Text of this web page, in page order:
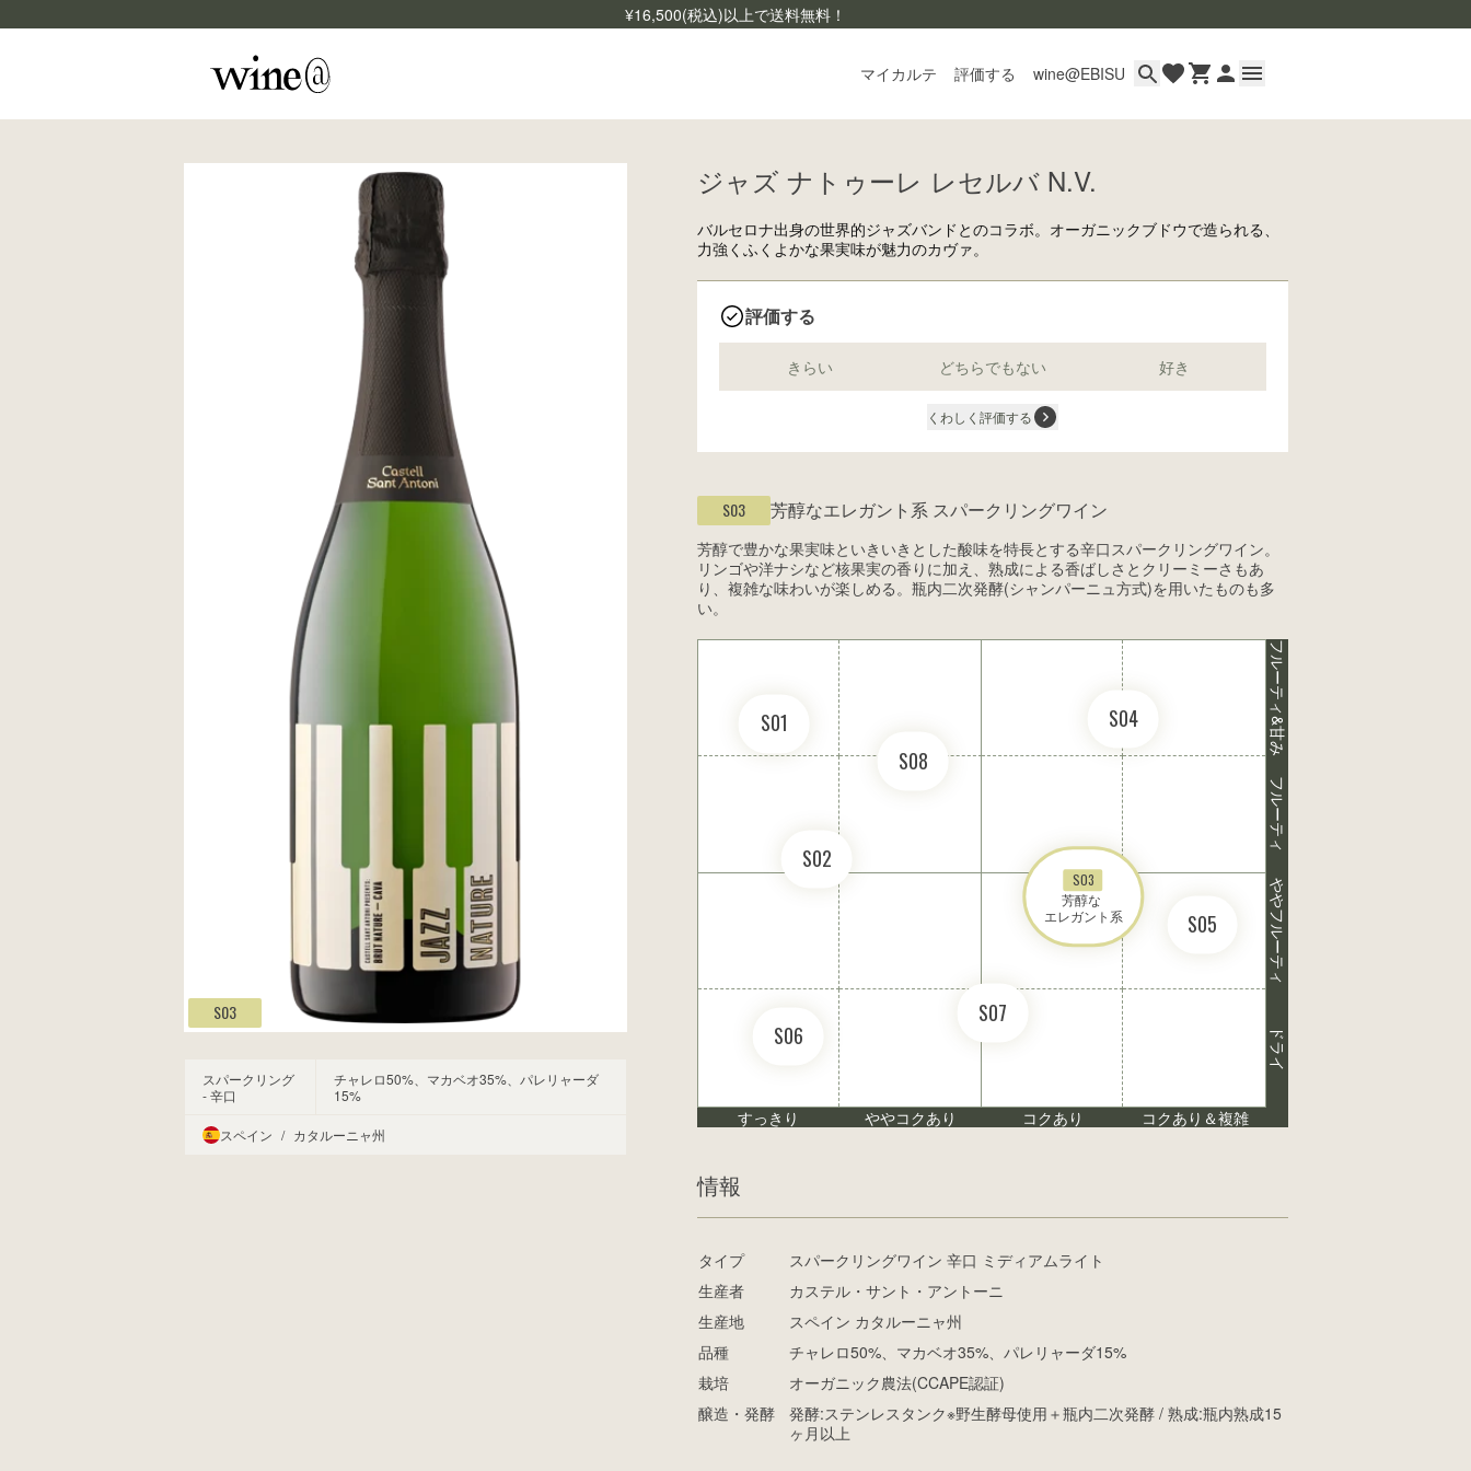
¥16,500(税込)以上で送料無料！
マイカルテ 評価する wine@EBISU
マイカルテ
評価する
wine@EBISU
商品検索
ログイン
よくあるご質問
お問い合わせ
wine@とは
S03
スパークリング
- 辛口
チャレロ50%、マカベオ35%、パレリャーダ
15%
スペイン / カタルーニャ州
ジャズ ナトゥーレ レセルバ N.V.
バルセロナ出身の世界的ジャズバンドとのコラボ。オーガニックブドウで造られる、
力強くふくよかな果実味が魅力のカヴァ。
評価する
きらい どちらでもない 好き
くわしく評価する
S03 芳醇なエレガント系 スパークリングワイン
芳醇で豊かな果実味といきいきとした酸味を特長とする辛口スパークリングワイン。
リンゴや洋ナシなど核果実の香りに加え、熟成による香ばしさとクリーミーさもあ
り、複雑な味わいが楽しめる。瓶内二次発酵(シャンパーニュ方式)を用いたものも多
い。
S01
S02
S03
芳醇な
エレガント系
S04
S05
S06
S07
S08
フルーティ&甘み
フルーティ
ややフルーティ
ドライ
すっきり ややコクあり コクあり コクあり＆複雑
情報
タイプ
スパークリングワイン 辛口 ミディアムライト
生産者
カステル・サント・アントーニ
生産地
スペイン カタルーニャ州
品種
チャレロ50%、マカベオ35%、パレリャーダ15%
栽培
オーガニック農法(CCAPE認証)
醸造・発酵
発酵:ステンレスタンク※野生酵母使用＋瓶内二次発酵 / 熟成:瓶内熟成15
ヶ月以上